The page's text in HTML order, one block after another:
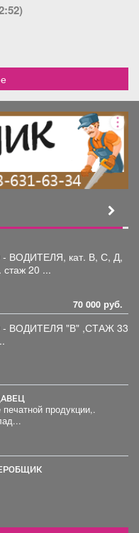
ВОДИТЕЛЯ, кат. В, С, Д,
20 ...
70 000 руб.
ВОДИТЕЛЯ "В" ,СТАЖ 33
продукции,.